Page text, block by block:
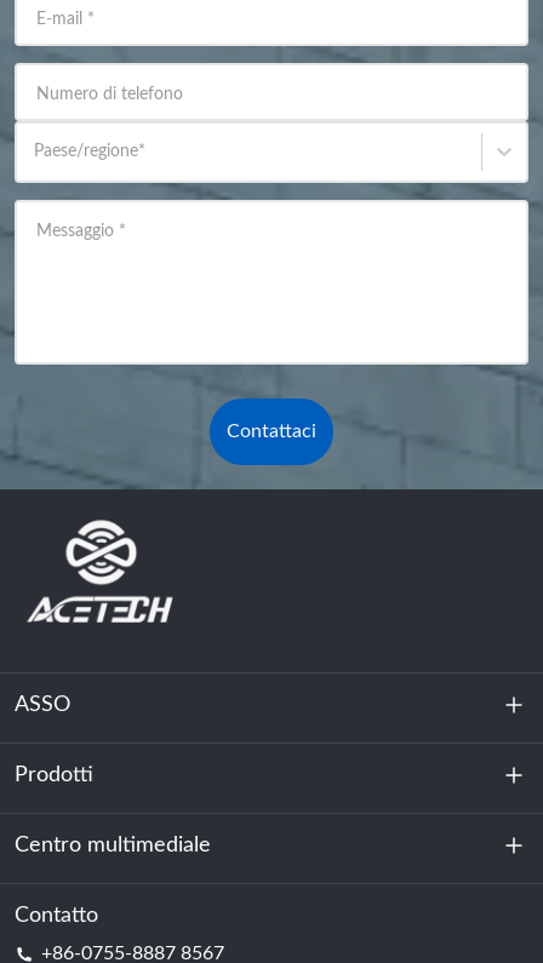
E-mail *
Numero di telefono
Paese/regione*
Messaggio *
Contattaci
ASSO
Chi siamo
Sostenibilità
Prodotti
Accumulo di energia
Centro dati e sala server
Centro multimediale
Notizia
Contatto
+86-0755-8887 8567